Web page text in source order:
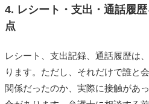
4. レシート・支出・通話履
点
レシート、支出記録、通話履歴は
ります。ただし、それだけで誰と
関係だったのか、実際に接触があ